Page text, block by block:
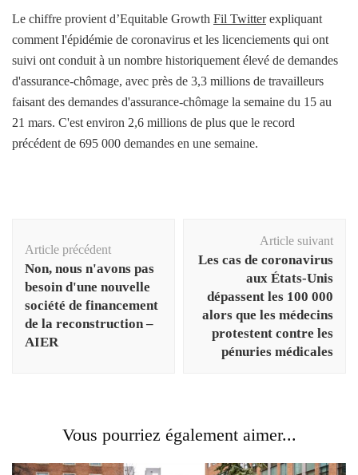
Le chiffre provient d’Equitable Growth Fil Twitterexpliquant
comment l'épidémie de coronavirus et les licenciements qui ont
suivi ont conduit à un nombre historiquement élevé de demandes
d'assurance-chômage, avec près de 3,3 millions de travailleurs
faisant des demandes d'assurance-chômage la semaine du 15 au
21 mars. C'est environ 2,6 millions de plus que le record
précédent de 695 000 demandes en une semaine.
d'article
Article précédent
Non, nous n'avons pas
besoin d'une nouvelle
société de financement
de la reconstruction –
AIER
Article suivant
Les cas de coronavirus
aux États-Unis
dépassent les 100 000
alors que les médecins
protestent contre les
pénuries médicales
Vous pourriez également aimer...